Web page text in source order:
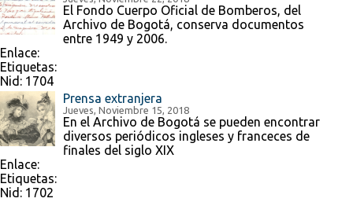
El Fondo Cuerpo Oficial de Bomberos, del
Archivo de Bogotá, conserva documentos
entre 1949 y 2006.
Enlace:
Etiquetas:
Nid: 1704
Prensa extranjera
Jueves, Noviembre 15, 2018
En el Archivo de Bogotá se pueden encontrar
diversos periódicos ingleses y franceces de
finales del siglo XIX
Enlace:
Etiquetas:
Nid: 1702